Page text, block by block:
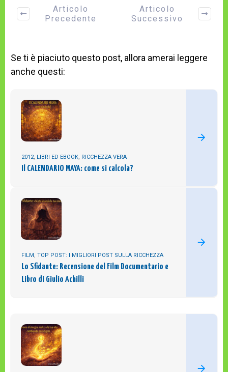
Articolo
Precedente
Articolo
Successivo
Se ti è piaciuto questo post, allora amerai leggere
anche questi:
2012, LIBRI ED EBOOK, RICCHEZZA VERA
Il CALENDARIO MAYA: come si calcola?
FILM, TOP POST: I MIGLIORI POST SULLA RICCHEZZA
Lo Sfidante: Recensione del Film Documentario e
Libro di Giulio Achilli